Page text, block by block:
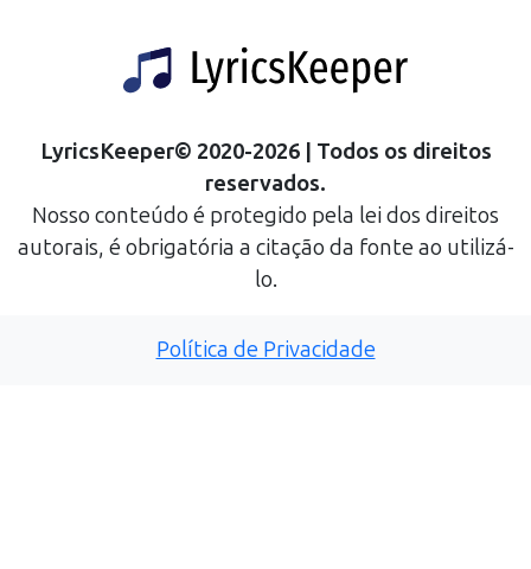
LyricsKeeper© 2020-2026| Todos os direitos
reservados.
Nosso conteúdo é protegido pela lei dos direitos
autorais, é obrigatória a citação da fonte ao utilizá-
lo.
Política de Privacidade